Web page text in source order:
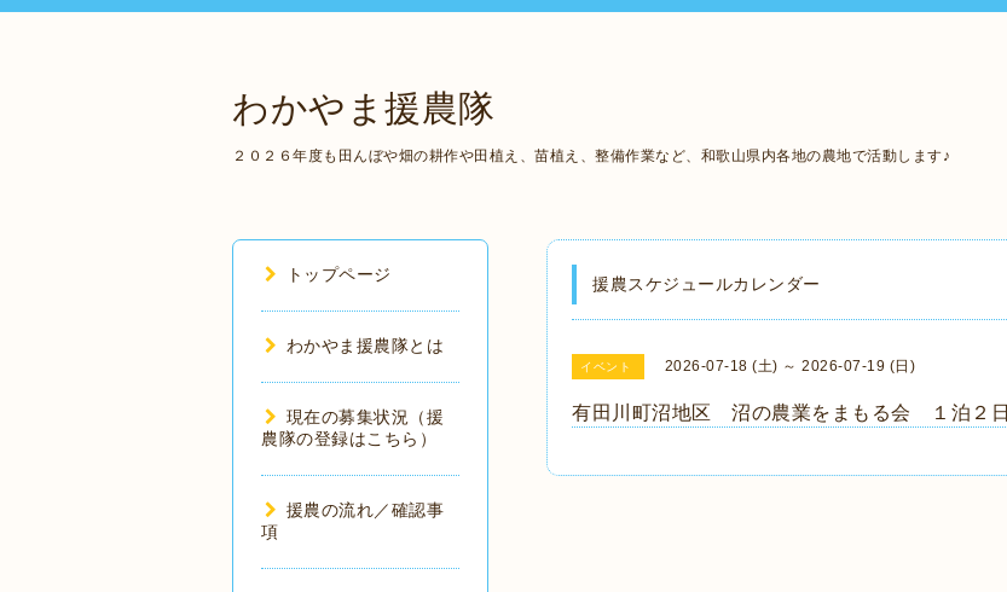
わかやま援農隊
２０２６年度も田んぼや畑の耕作や田植え、苗植え、整備作業など、和歌山県内各地の農地で活動します♪
援農スケジュールカレンダー
イベント 2026-07-18 (土) ～ 2026-07-19 (日)
有田川町沼地区 沼の農業をまもる会 １泊２日
トップページ
わかやま援農隊とは
現在の募集状況（援
農隊の登録はこちら）
援農の流れ／確認事
項